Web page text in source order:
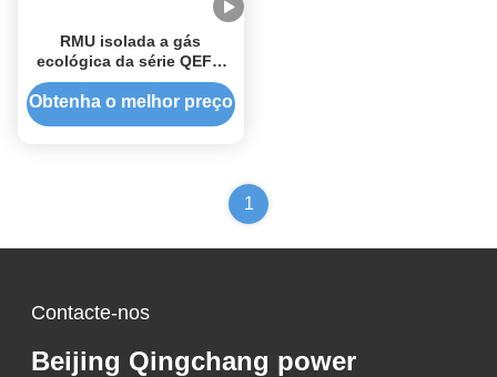
RMU isolada a gás
ecológica da série QEFG
de 24 kV
Obtenha o melhor preço
1
Contacte-nos
Beijing Qingchang power